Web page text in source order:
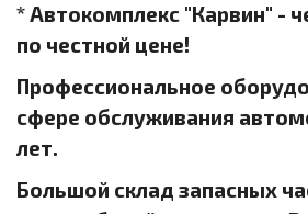
* Автокомплекс "Карвин" -
по честной цене!
Профессиональное
сфере обслуживания
лет.
Большой склад запасных